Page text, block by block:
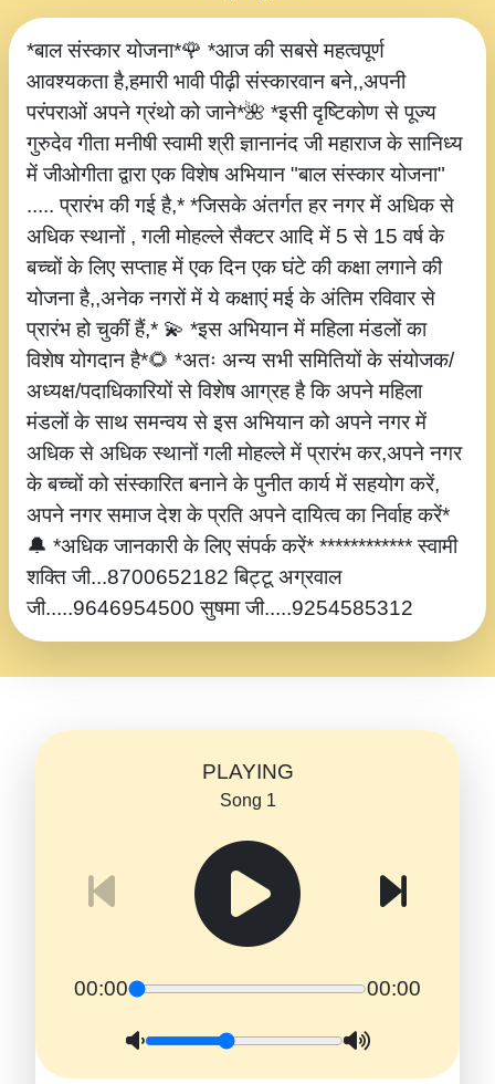
*बाल संस्कार योजना*🌹 *आज की सबसे महत्वपूर्ण
आवश्यकता है,हमारी भावी पीढ़ी संस्कारवान बने,,अपनी
परंपराओं अपने ग्रंथो को जाने*🌺 *इसी दृष्टिकोण से पूज्य
गुरुदेव गीता मनीषी स्वामी श्री ज्ञानानंद जी महाराज के सानिध्य
में जीओगीता द्वारा एक विशेष अभियान "बाल संस्कार योजना"
..... प्रारंभ की गई है,* *जिसके अंतर्गत हर नगर में अधिक से
अधिक स्थानों , गली मोहल्ले सैक्टर आदि में 5 से 15 वर्ष के
बच्चों के लिए सप्ताह में एक दिन एक घंटे की कक्षा लगाने की
योजना है,,अनेक नगरों में ये कक्षाएं मई के अंतिम रविवार से
प्रारंभ हो चुकीं हैं,* 💫 *इस अभियान में महिला मंडलों का
विशेष योगदान है*🌻 *अतः अन्य सभी समितियों के संयोजक/
अध्यक्ष/पदाधिकारियों से विशेष आग्रह है कि अपने महिला
मंडलों के साथ समन्वय से इस अभियान को अपने नगर में
अधिक से अधिक स्थानों गली मोहल्ले में प्रारंभ कर,अपने नगर
के बच्चों को संस्कारित बनाने के पुनीत कार्य में सहयोग करें,
अपने नगर समाज देश के प्रति अपने दायित्व का निर्वाह करें*
🔔 *अधिक जानकारी के लिए संपर्क करें* ************ स्वामी
शक्ति जी...8700652182 बिट्टू अग्रवाल
जी.....9646954500 सुषमा जी.....9254585312
PLAYING
Song 1
00:00 00:00